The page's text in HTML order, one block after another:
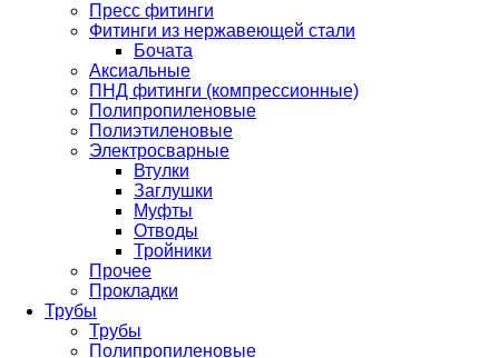
Пресс фитинги
Фитинги из нержавеющей стали
Бочата
Аксиальные
ПНД фитинги (компрессионные)
Полипропиленовые
Полиэтиленовые
Электросварные
Втулки
Заглушки
Муфты
Отводы
Тройники
Прочее
Прокладки
Трубы
Трубы
Полипропиленовые